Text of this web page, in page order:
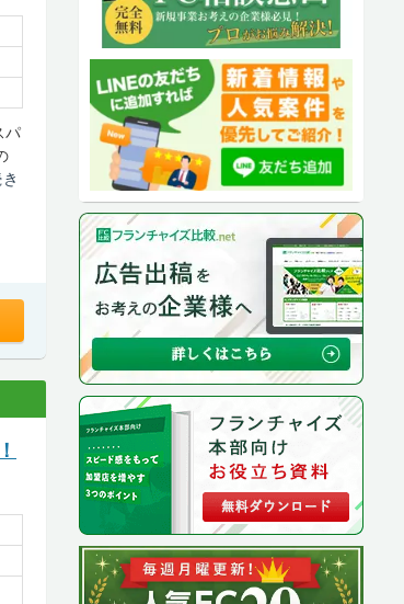
パ
き